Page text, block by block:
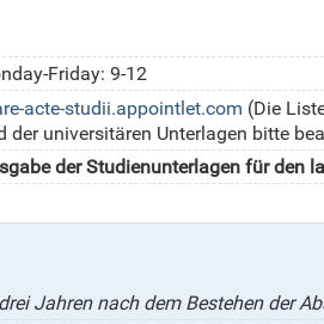
Friday: 9-12
acte-studii.appointlet.com (Die
der universitären Unterlagen bitte
der Studienunterlagen für den
Jahren nach dem Bestehen der